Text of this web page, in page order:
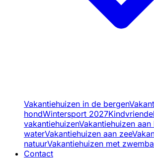
Vakantiehuizen in de bergen
hondWintersport 2027
vakantiehuizenVakantiehuizen aan
waterVakantiehuizen aan zee
natuurVakantiehuizen met
Contact